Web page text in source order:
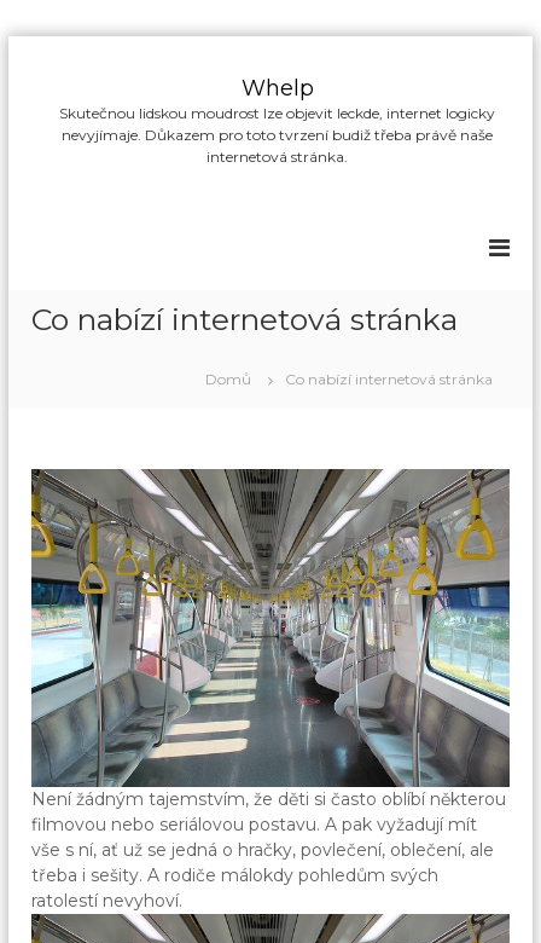
Whelp
Skutečnou lidskou moudrost lze objevit leckde, internet logicky
nevyjímaje. Důkazem pro toto tvrzení budiž třeba právě naše
internetová stránka.
Co nabízí internetová stránka
Domů Co nabízí internetová stránka
Není žádným tajemstvím, že děti si často oblíbí některou
filmovou nebo seriálovou postavu. A pak vyžadují mít
vše s ní, ať už se jedná o hračky, povlečení, oblečení, ale
třeba i sešity. A rodiče málokdy pohledům svých
ratolestí nevyhoví.